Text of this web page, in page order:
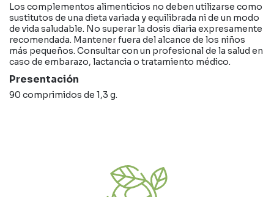
Los complementos alimenticios no deben utilizarse como
sustitutos de una dieta variada y equilibrada ni de un modo
de vida saludable. No superar la dosis diaria expresamente
recomendada. Mantener fuera del alcance de los niños
más pequeños. Consultar con un profesional de la salud en
caso de embarazo, lactancia o tratamiento médico.
Presentación
90 comprimidos de 1,3 g.